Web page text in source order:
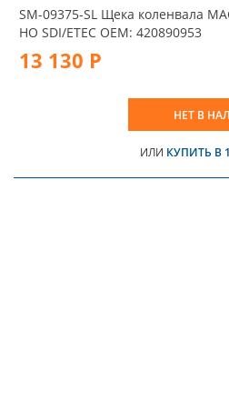
SM-09375-SL Щека коленвала
HO SDI/ETEC OEM: 420890953
13 130 Р
НЕТ В
ИЛИ КУПИТЬ В